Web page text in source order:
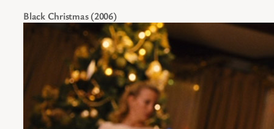
Black Christmas (2006)